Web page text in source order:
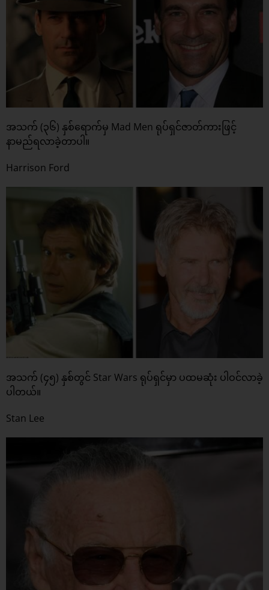
အသက် (၃၆) နှစ်ရောက်မှ Mad Men ရုပ်ရှင်ဇာတ်ကားဖြင့်
နာမည်ရလာခဲ့တာပါ။
Harrison Ford
အသက် (၄၅) နှစ်တွင် Star Wars ရုပ်ရှင်မှာ ပထမဆုံး ပါဝင်လာခဲ့
ပါတယ်။
Stan Lee